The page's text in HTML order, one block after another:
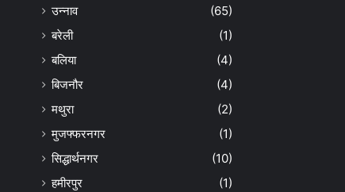
उन्नाव
(65)
बरेली
(1)
बलिया
(4)
बिजनौर
(4)
मथुरा
(2)
मुजफ्फरनगर
(1)
सिद्धार्थनगर
(10)
हमीरपुर
(1)